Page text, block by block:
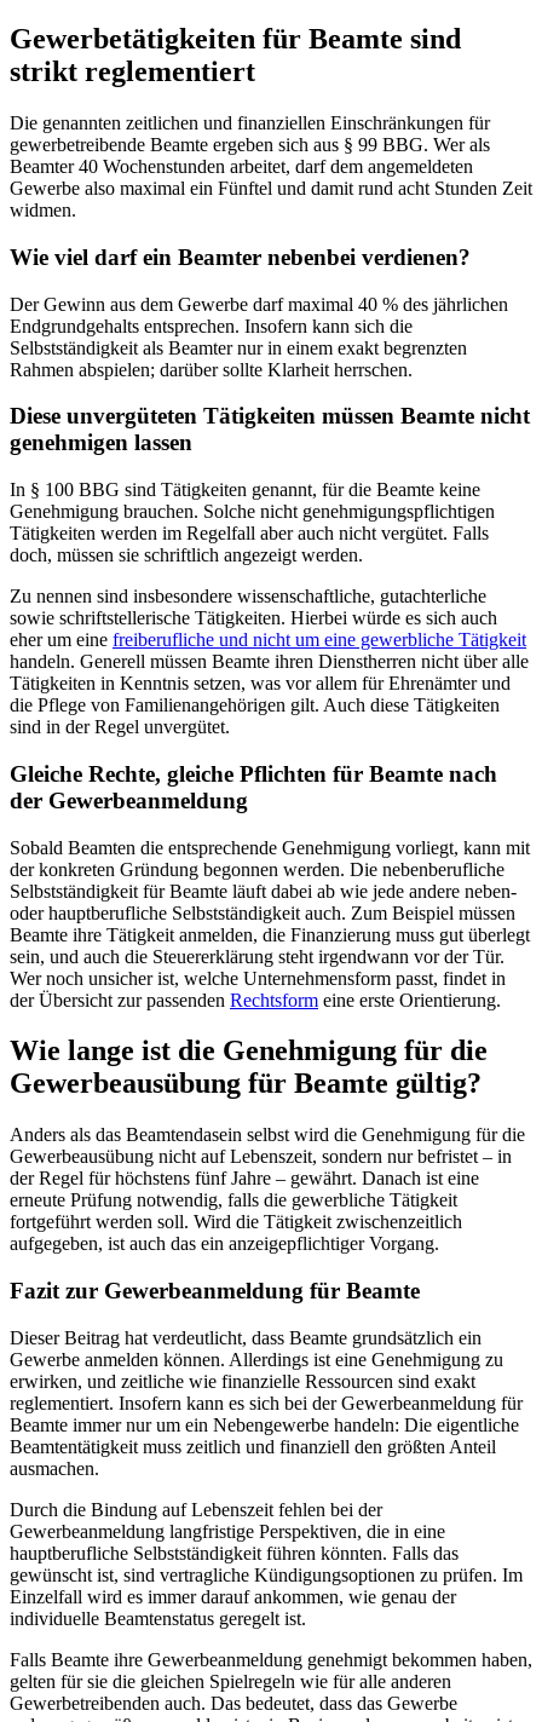
Gewerbetätigkeiten für Beamte sind
strikt reglementiert
Die genannten zeitlichen und finanziellen Einschränkungen für
gewerbetreibende Beamte ergeben sich aus § 99 BBG. Wer als
Beamter 40 Wochenstunden arbeitet, darf dem angemeldeten
Gewerbe also maximal ein Fünftel und damit rund acht Stunden Zeit
widmen.
Wie viel darf ein Beamter nebenbei verdienen?
Der Gewinn aus dem Gewerbe darf maximal 40 % des jährlichen
Endgrundgehalts entsprechen. Insofern kann sich die
Selbstständigkeit als Beamter nur in einem exakt begrenzten
Rahmen abspielen; darüber sollte Klarheit herrschen.
Diese unvergüteten Tätigkeiten müssen Beamte nicht
genehmigen lassen
In § 100 BBG sind Tätigkeiten genannt, für die Beamte keine
Genehmigung brauchen. Solche nicht genehmigungspflichtigen
Tätigkeiten werden im Regelfall aber auch nicht vergütet. Falls
doch, müssen sie schriftlich angezeigt werden.
Zu nennen sind insbesondere wissenschaftliche, gutachterliche
sowie schriftstellerische Tätigkeiten. Hierbei würde es sich auch
eher um eine freiberufliche und nicht um eine gewerbliche Tätigkeit
handeln. Generell müssen Beamte ihren Dienstherren nicht über alle
Tätigkeiten in Kenntnis setzen, was vor allem für Ehrenämter und
die Pflege von Familienangehörigen gilt. Auch diese Tätigkeiten
sind in der Regel unvergütet.
Gleiche Rechte, gleiche Pflichten für Beamte nach
der Gewerbeanmeldung
Sobald Beamten die entsprechende Genehmigung vorliegt, kann mit
der konkreten Gründung begonnen werden. Die nebenberufliche
Selbstständigkeit für Beamte läuft dabei ab wie jede andere neben-
oder hauptberufliche Selbstständigkeit auch. Zum Beispiel müssen
Beamte ihre Tätigkeit anmelden, die Finanzierung muss gut überlegt
sein, und auch die Steuererklärung steht irgendwann vor der Tür.
Wer noch unsicher ist, welche Unternehmensform passt, findet in
der Übersicht zur passenden Rechtsform eine erste Orientierung.
Wie lange ist die Genehmigung für die
Gewerbeausübung für Beamte gültig?
Anders als das Beamtendasein selbst wird die Genehmigung für die
Gewerbeausübung nicht auf Lebenszeit, sondern nur befristet – in
der Regel für höchstens fünf Jahre – gewährt. Danach ist eine
erneute Prüfung notwendig, falls die gewerbliche Tätigkeit
fortgeführt werden soll. Wird die Tätigkeit zwischenzeitlich
aufgegeben, ist auch das ein anzeigepflichtiger Vorgang.
Fazit zur Gewerbeanmeldung für Beamte
Dieser Beitrag hat verdeutlicht, dass Beamte grundsätzlich ein
Gewerbe anmelden können. Allerdings ist eine Genehmigung zu
erwirken, und zeitliche wie finanzielle Ressourcen sind exakt
reglementiert. Insofern kann es sich bei der Gewerbeanmeldung für
Beamte immer nur um ein Nebengewerbe handeln: Die eigentliche
Beamtentätigkeit muss zeitlich und finanziell den größten Anteil
ausmachen.
Durch die Bindung auf Lebenszeit fehlen bei der
Gewerbeanmeldung langfristige Perspektiven, die in eine
hauptberufliche Selbstständigkeit führen könnten. Falls das
gewünscht ist, sind vertragliche Kündigungsoptionen zu prüfen. Im
Einzelfall wird es immer darauf ankommen, wie genau der
individuelle Beamtenstatus geregelt ist.
Falls Beamte ihre Gewerbeanmeldung genehmigt bekommen haben,
gelten für sie die gleichen Spielregeln wie für alle anderen
Gewerbetreibenden auch. Das bedeutet, dass das Gewerbe